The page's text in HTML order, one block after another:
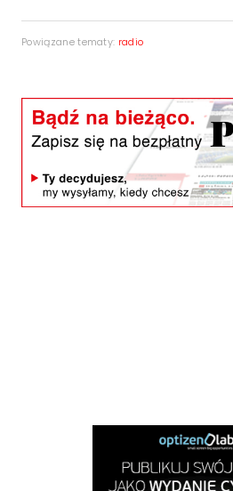
Powiązane tematy: radio